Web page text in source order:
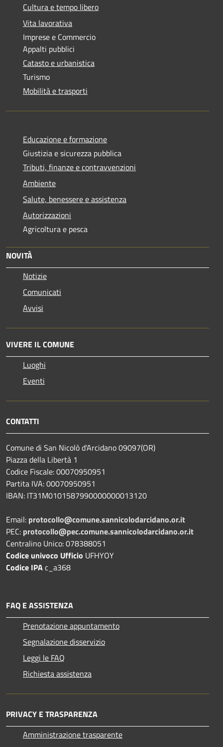
Cultura e tempo libero
Vita lavorativa
Imprese e Commercio
Appalti pubblici
Catasto e urbanistica
Turismo
Mobilità e trasporti
Educazione e formazione
Giustizia e sicurezza pubblica
Tributi, finanze e contravvenzioni
Ambiente
Salute, benessere e assistenza
Autorizzazioni
Agricoltura e pesca
NOVITÀ
Notizie
Comunicati
Avvisi
VIVERE IL COMUNE
Luoghi
Eventi
CONTATTI
Comune di San Nicolò d'Arcidano 09097(OR)
Piazza della Libertà 1
Codice Fiscale: 00070950951
Partita IVA: 00070950951
IBAN: IT31M0101587990000000013120
Email: protocollo@comune.sannicolodarcidano.or.it
PEC: protocollo@pec.comune.sannicolodarcidano.or.it
Centralino Unico: 078388051
Codice univoco Ufficio UFHYOY
Codice IPAc_a368
FAQ E ASSISTENZA
Prenotazione appuntamento
Segnalazione disservizio
Leggi le FAQ
Richiesta assistenza
PRIVACY E TRASPARENZA
Amministrazione trasparente